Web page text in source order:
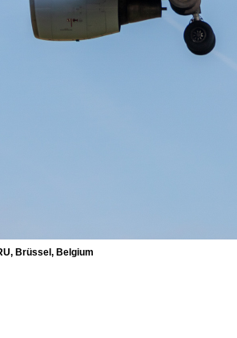
Brüssel, Belgium